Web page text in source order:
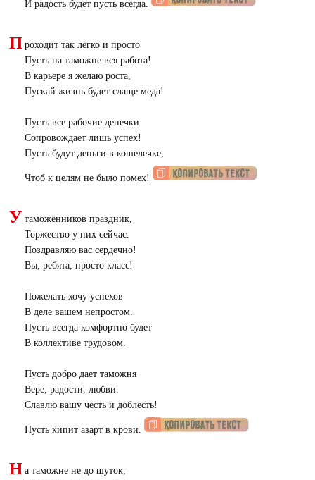
И радость будет пусть всегда.
П роходит так легко и просто
Пусть на таможне вся работа!
В карьере я желаю роста,
Пускай жизнь будет слаще меда!
Пусть все рабочие денечки
Сопровождает лишь успех!
Пусть будут деньги в кошелечке,
Чтоб к целям не было помех!
У таможенников праздник,
Торжество у них сейчас.
Поздравляю вас сердечно!
Вы, ребята, просто класс!
Пожелать хочу успехов
В деле вашем непростом.
Пусть всегда комфортно будет
В коллективе трудовом.
Пусть добро дает таможня
Вере, радости, любви.
Славлю вашу честь и доблесть!
Пусть кипит азарт в крови.
Н а таможне не до шуток,